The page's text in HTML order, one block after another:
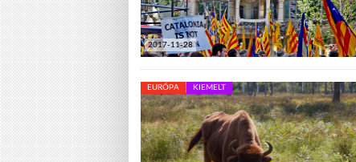
2017-11-28
EURÓPA KIEMELT